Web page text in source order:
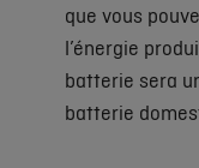
que vous
l’énergie
batterie sera
batterie